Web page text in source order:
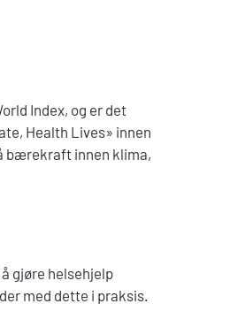
Index, og er det
Health Lives» innen
bærekraft innen klima,
gjøre helsehjelp
med dette i praksis.